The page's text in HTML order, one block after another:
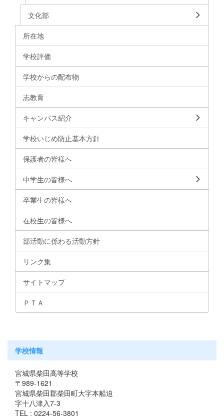
文化部
所在地
学校評価
学校からの配布物
志教育
キャンパス紹介
学校いじめ防止基本方針
保護者の皆様へ
中学生の皆様へ
卒業生の皆様へ
在校生の皆様へ
部活動に係わる活動方針
リンク集
サイトマップ
ＰＴＡ
学校情報
宮城県柴田高等学校
〒989-1621
宮城県柴田郡柴田町大字本船迫
字十八津入7-3
TEL : 0224-56-3801